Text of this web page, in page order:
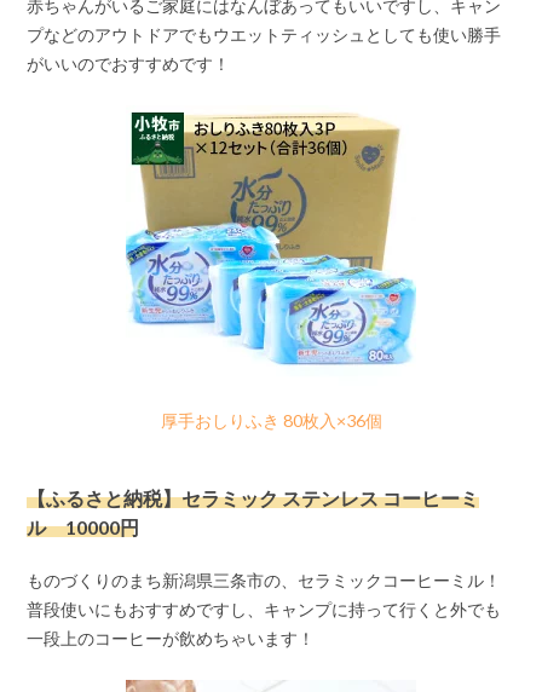
赤ちゃんがいるご家庭にはなんぼあってもいいですし、キャン
プなどのアウトドアでもウエットティッシュとしても使い勝手
がいいのでおすすめです！
厚手おしりふき 80枚入×36個
【ふるさと納税】セラミック ステンレス コーヒーミ
ル 10000円
ものづくりのまち新潟県三条市の、セラミックコーヒーミル！
普段使いにもおすすめですし、キャンプに持って行くと外でも
一段上のコーヒーが飲めちゃいます！